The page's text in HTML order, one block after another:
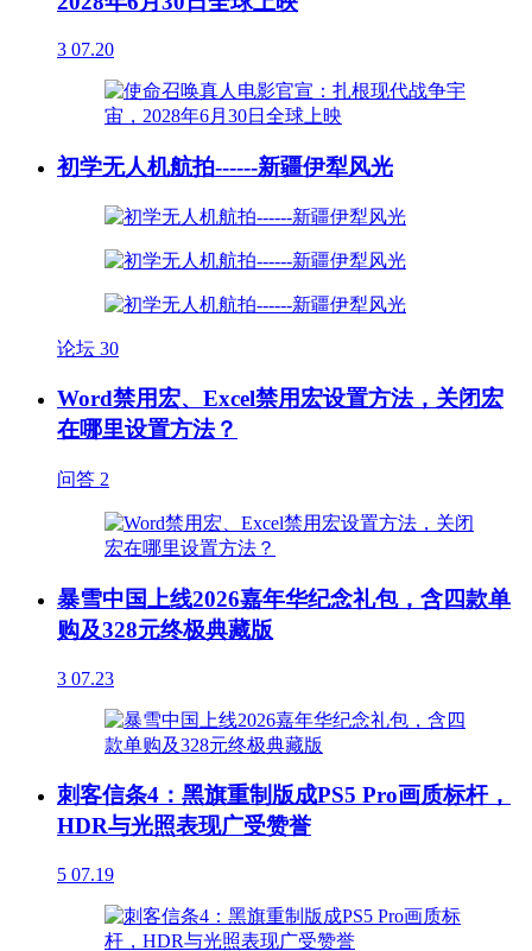
3 07.20
初学无人机航拍------新疆伊犁风光
论坛 30
Word禁用宏、Excel禁用宏设置方法，关闭宏
在哪里设置方法？
问答 2
暴雪中国上线2026嘉年华纪念礼包，含四款单
购及328元终极典藏版
3 07.23
刺客信条4：黑旗重制版成PS5 Pro画质标杆，
HDR与光照表现广受赞誉
5 07.19